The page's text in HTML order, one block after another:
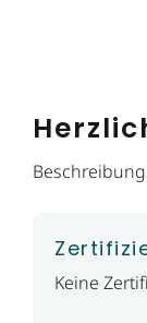
Keine